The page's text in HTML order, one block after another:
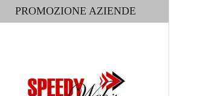
PROMOZIONE AZIENDE